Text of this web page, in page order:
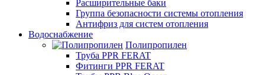
Расширительные баки
Группа безопасности системы отопления
Антифриз для систем отопления
Водоснабжение
Полипропилен
Труба PPR FERAT
Фитинги PPR FERAT